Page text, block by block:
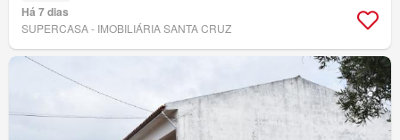
Há 7 dias
SUPERCASA - IMOBILIÁRIA SANTA CRUZ